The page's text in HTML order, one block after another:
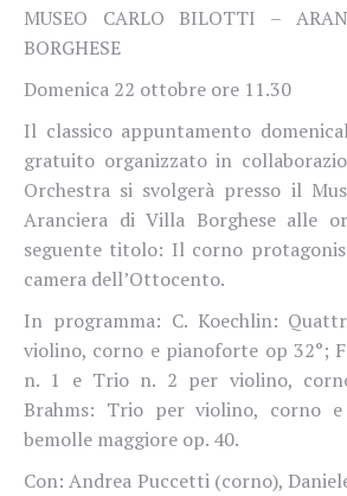
MUSEO CARLO BILOTTI –
BORGHESE
Domenica 22 ottobre ore 11.30
Il classico appuntamento
gratuito organizzato in
Orchestra si svolgerà presso il
Aranciera di Villa Borghese alle
seguente titolo: Il corno
camera dell’Ottocento.
In programma: C. Koechlin:
violino, corno e pianoforte op 32°;
n. 1 e Trio n. 2 per violino,
Brahms: Trio per violino, corno
bemolle maggiore op. 40.
Con: Andrea Puccetti (corno),